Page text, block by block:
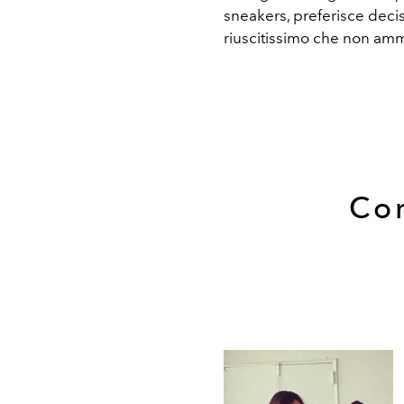
sneakers, preferisce
riuscitissimo che non